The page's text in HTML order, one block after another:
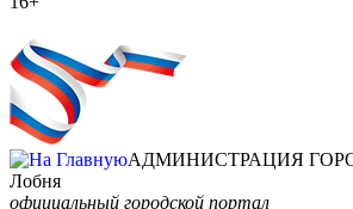
АДМИНИСТРАЦИЯ
Лобня
официальный городской портал